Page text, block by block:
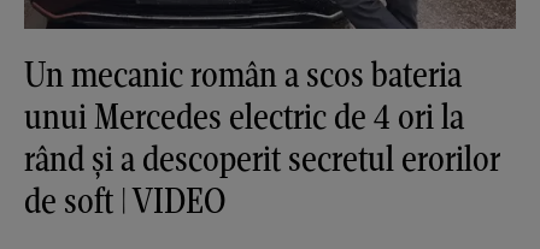
Un mecanic român a scos bateria
unui Mercedes electric de 4 ori la
rând și a descoperit secretul erorilor
de soft | VIDEO